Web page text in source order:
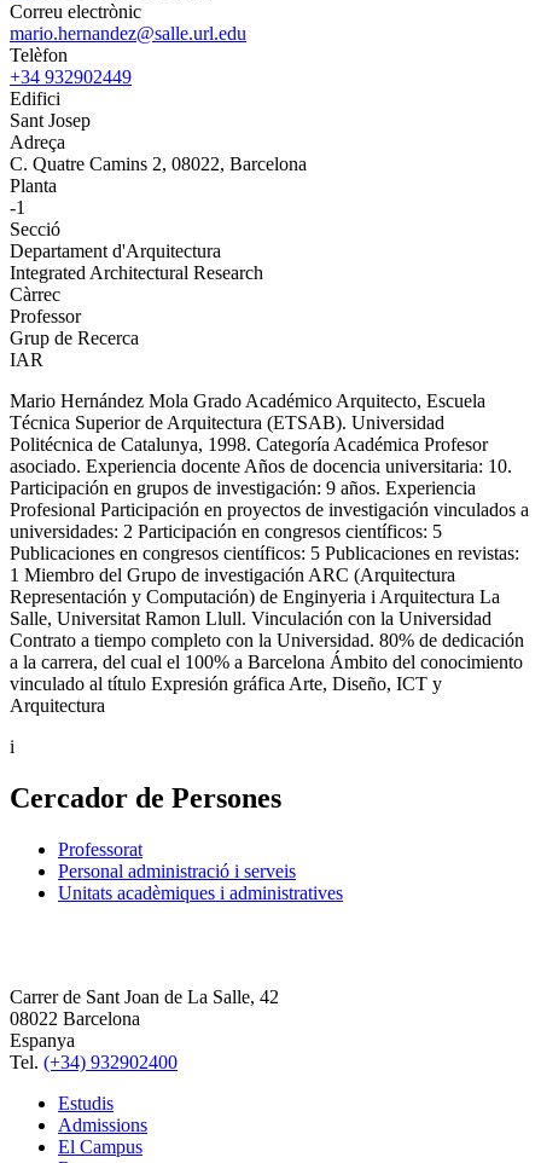
Correu electrònic
mario.hernandez@salle.url.edu
Telèfon
+34 932902449
Edifici
Sant Josep
Adreça
C. Quatre Camins 2, 08022, Barcelona
Planta
-1
Secció
Departament d'Arquitectura
Integrated Architectural Research
Càrrec
Professor
Grup de Recerca
IAR
Mario Hernández Mola Grado Académico Arquitecto, Escuela
Técnica Superior de Arquitectura (ETSAB). Universidad
Politécnica de Catalunya, 1998. Categoría Académica Profesor
asociado. Experiencia docente Años de docencia universitaria: 10.
Participación en grupos de investigación: 9 años. Experiencia
Profesional Participación en proyectos de investigación vinculados a
universidades: 2 Participación en congresos científicos: 5
Publicaciones en congresos científicos: 5 Publicaciones en revistas:
1 Miembro del Grupo de investigación ARC (Arquitectura
Representación y Computación) de Enginyeria i Arquitectura La
Salle, Universitat Ramon Llull. Vinculación con la Universidad
Contrato a tiempo completo con la Universidad. 80% de dedicación
a la carrera, del cual el 100% a Barcelona Ámbito del conocimiento
vinculado al título Expresión gráfica Arte, Diseño, ICT y
Arquitectura
i
Cercador de Persones
Professorat
Personal administració i serveis
Unitats acadèmiques i administratives
Carrer de Sant Joan de La Salle, 42
08022 Barcelona
Espanya
Tel. (+34) 932902400
Estudis
Admissions
El Campus